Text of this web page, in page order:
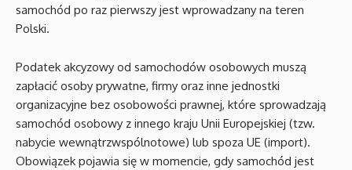
samochód po raz pierwszy jest wprowadzany na teren
Polski.
Podatek akcyzowy od samochodów osobowych muszą
zapłacić osoby prywatne, firmy oraz inne jednostki
organizacyjne bez osobowości prawnej, które sprowadzają
samochód osobowy z innego kraju Unii Europejskiej (tzw.
nabycie wewnątrzwspólnotowe) lub spoza UE (import).
Obowiązek pojawia się w momencie, gdy samochód jest